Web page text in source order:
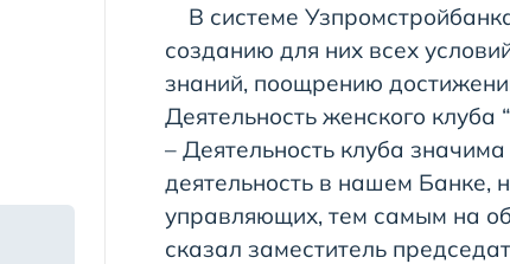
В системе
созданию для них всех
знаний, поощрению
Деятельность женского
– Деятельность клуба
деятельность в нашем Банке,
управляющих, тем самым на
сказал заместитель